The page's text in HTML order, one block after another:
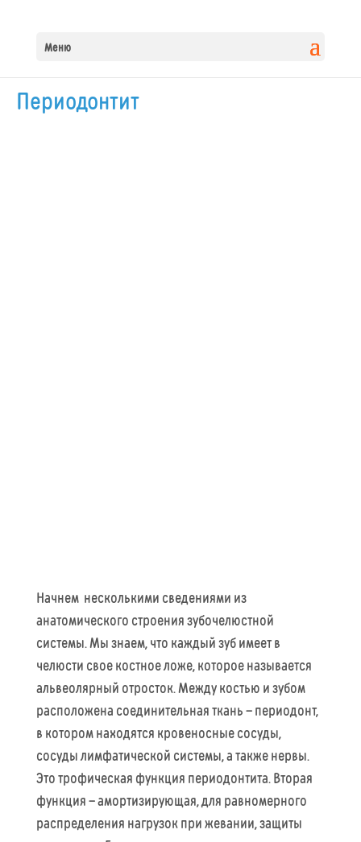
Меню
Периодонтит
Начнем несколькими сведениями из
анатомического строения зубочелюстной
системы. Мы знаем, что каждый зуб имеет в
челюсти свое костное ложе, которое называется
альвеолярный отросток. Между костью и зубом
расположена соединительная ткань – периодонт,
в котором находятся кровеносные сосуды,
сосуды лимфатической системы, а также нервы.
Это трофическая функция периодонтита. Вторая
функция – амортизирующая, для равномерного
распределения нагрузок при жевании, защиты